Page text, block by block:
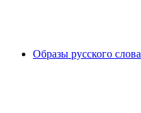
Образы русского слова